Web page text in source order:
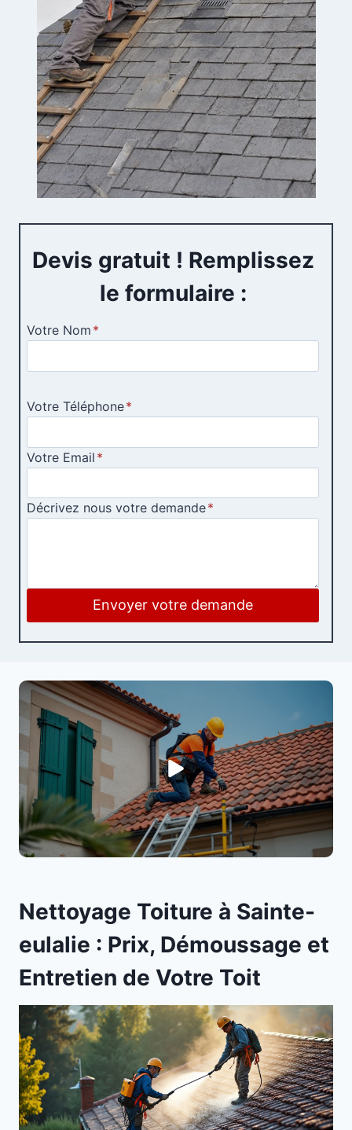
Devis gratuit ! Remplissez
le formulaire :
Votre Nom *
Votre Téléphone*
Votre Email *
Décrivez nous votre demande*
Envoyer votre demande
Nettoyage Toiture à Sainte-
eulalie : Prix, Démoussage et
Entretien de Votre Toit